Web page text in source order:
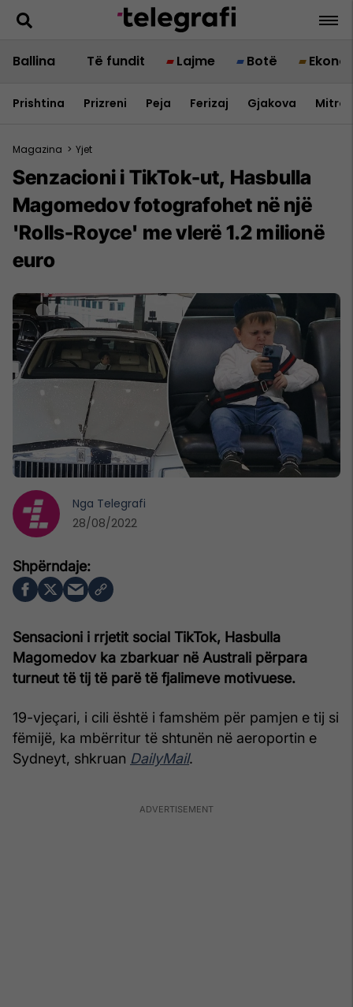
Ballina Të fundit Lajme Botë
Prishtina Prizreni Peja Ferizaj Gjakova
Magazina > Yjet
Senzacioni i TikTok-ut, Hasbulla
Magomedov fotografohet në një
'Rolls-Royce' me vlerë 1.2 milionë
euro
Sensacioni i rrjetit social TikTok, Hasbulla
Magomedov ka zbarkuar në Australi përpara
turneut të tij të parë të fjalimeve motivuese.
19-vjeçari, i cili është i famshëm për pamjen e tij si
fëmijë, ka mbërritur të shtunën në aeroportin e
Sydneyt, shkruan DailyMail.
Nga Telegrafi
28/08/2022